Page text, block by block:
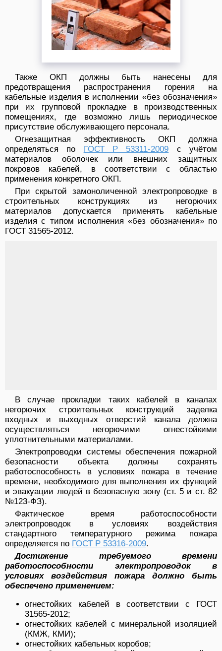
Также ОКП должны быть нанесены для
предотвращения распространения горения на
кабельные изделия в исполнении «без обозначения»
при их групповой прокладке в производственных
помещениях, где возможно лишь периодическое
присутствие обслуживающего персонала.
Огнезащитная эффективность ОКП должна
определяться по ГОСТ Р 53311-2009 с учётом
материалов оболочек или внешних защитных
покровов кабелей, в соответствии с областью
применения конкретного ОКП.
При скрытой замоноличенной электропроводке в
строительных конструкциях из негорючих
материалов допускается применять кабельные
изделия с типом исполнения «без обозначения» по
ГОСТ 31565-2012.
В случае прокладки таких кабелей в каналах
негорючих строительных конструкций заделка
входных и выходных отверстий канала должна
осуществляться негорючими огнестойкими
уплотнительными материалами.
Электропроводки системы обеспечения пожарной
безопасности объекта должны сохранять
работоспособность в условиях пожара в течение
времени, необходимого для выполнения их функций
и эвакуации людей в безопасную зону (ст. 5 и ст. 82
№123-ФЗ).
Фактическое время работоспособности
электропроводок в условиях воздействия
стандартного температурного режима пожара
определяется по ГОСТ Р 53316-2009.
Достижение требуемого времени
работоспособности электропроводок в
условиях воздействия пожара должно быть
обеспечено применением:
огнестойких кабелей в соответствии с ГОСТ
31565-2012;
огнестойких кабелей с минеральной изоляцией
(КМЖ, КМИ);
огнестойких кабельных коробов;